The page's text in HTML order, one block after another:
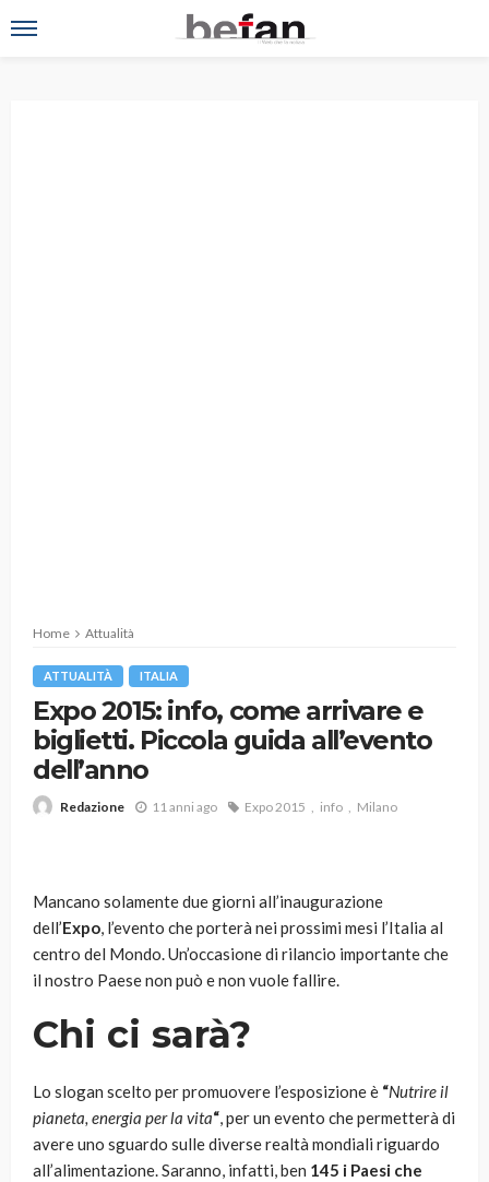
Home Attualità
ATTUALITÀ ITALIA
Expo 2015: info, come arrivare e
biglietti. Piccola guida all’evento
dell’anno
Redazione 11 anni ago Expo 2015 info Milano
Mancano solamente due giorni all’inaugurazione
dell’Expo, l’evento che porterà nei prossimi mesi l’Italia al
centro del Mondo. Un’occasione di rilancio importante che
il nostro Paese non può e non vuole fallire.
Chi ci sarà?
Lo slogan scelto per promuovere l’esposizione è “Nutrire il
pianeta, energia per la vita“, per un evento che permetterà di
avere uno sguardo sulle diverse realtà mondiali riguardo
all’alimentazione. Saranno, infatti, ben 145 i Paesi che